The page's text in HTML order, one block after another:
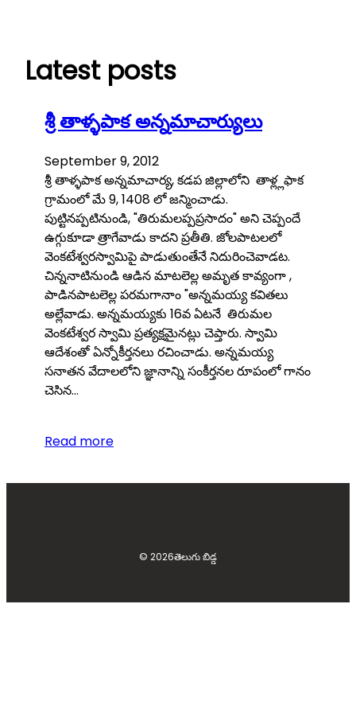
Latest posts
శ్రీ తాళ్ళపాక అన్నమాచార్యులు
September 9, 2012
శ్రీ తాళ్ళపాక అన్నమాచార్య, కడప జిల్లాలోని తాళ్ల్లఫాక
గ్రామంలో మే 9, 1408 లో జన్మించాడు.
పుట్టినప్పటినుండి, "తిరుమలప్పప్రసాదం" అని చెప్పందే
ఉగ్గుకూడా త్రాగేవాడు కాదని ప్రతీతి. జోలపాటలలో
వెంకటేశ్వరస్వామిపై పాడుతుంతేనే నిదురించెవాడట.
చిన్ననాటినుండి ఆడిన మాటలెల్ల అమృత కావ్యంగా ,
పాడినపాటలెల్ల పరమగానాం "అన్నమయ్య కవితలు
అల్లేవాడు. అన్నమయ్యకు 16వ ఏటనే తిరుమల
వెంకటేశ్వర స్వామి ప్రత్యక్షమైనట్లు చెప్తారు. స్వామి
ఆదేశంతో ఏన్నోకీర్తనలు రచించాడు. అన్నమయ్య
సనాతన వేదాలలోని జ్ఞానాన్ని సంకీర్తనల రూపంలో గానం
చెసిన…
Read more
© 2026తెలుగు బిడ్డ